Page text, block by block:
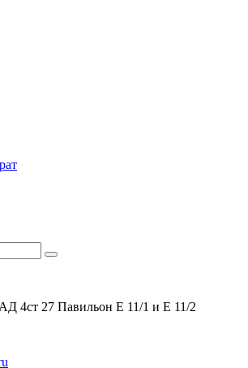
4ст 27 Павильон Е 11/1 и Е 11/2